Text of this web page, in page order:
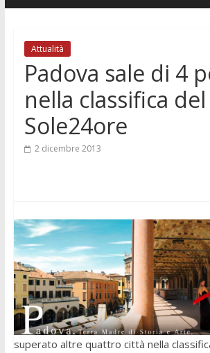
Attualità
Padova sale di 4
nella classifica del
Sole24ore
2 dicembre 2013
superato altre quattro città nella